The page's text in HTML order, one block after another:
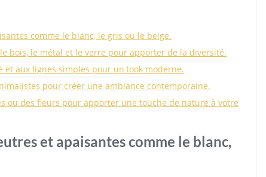
comme le blanc, le gris ou le beige.
bois, le métal et le verre pour apporter de la diversité.
et aux lignes simples pour un look moderne.
pour créer une ambiance contemporaine.
ou des fleurs pour apporter une touche de nature à votre
et apaisantes comme le blanc,